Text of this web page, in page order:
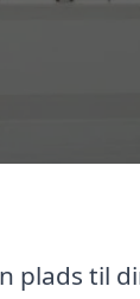
plads til